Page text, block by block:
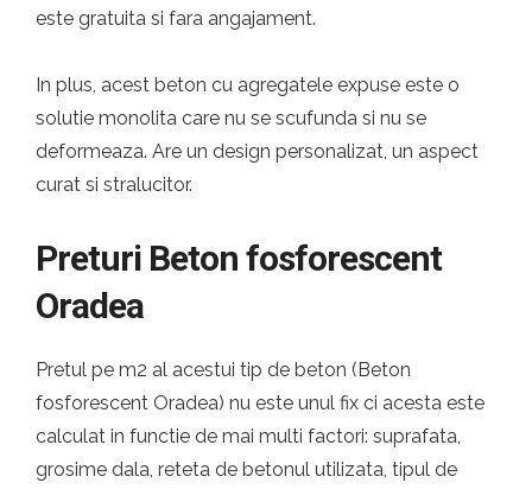
este gratuita si fara angajament.
In plus, acest beton cu agregatele expuse este o
solutie monolita care nu se scufunda si nu se
deformeaza. Are un design personalizat, un aspect
curat si stralucitor.
Preturi Beton fosforescent
Oradea
Pretul pe m2 al acestui tip de beton (Beton
fosforescent Oradea) nu este unul fix ci acesta este
calculat in functie de mai multi factori: suprafata,
grosime dala, reteta de betonul utilizata, tipul de